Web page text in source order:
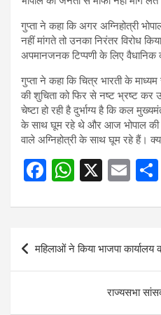
गुप्ता ने कहा कि अगर अग्निहोत्री
नहीं मांगते तो उनका निरंतर विरोध
अपमानजनक टिप्पणी के लिए वैधानिक
गुप्ता ने कहा कि चित्र भारती के माध्यम
की शुचिता को फिर से नष्ट भ्रष्ट कर
चेष्टा हो रही है दुर्भाग्य है कि कल
के साथ घूम रहे थे और आज भोपाल की
वाले अग्निहोत्री के साथ घूम रहे हैं।
F
ce
b
o
W
at
s
A
X
E
ail
Post
navigation
महिलाओं ने किया भाजपा
राज्यसभा